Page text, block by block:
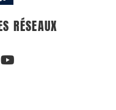
RÉSEAUX